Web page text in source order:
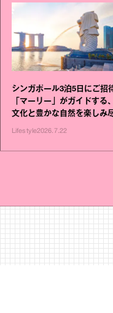
シンガポール3泊5日にご招
「マーリー」がガイドする
文化と豊かな自然を楽しみ
す旅
Lifestyle2026.7.22